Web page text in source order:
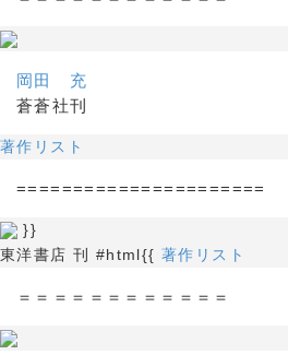
岡田 充
蒼蒼社刊
著作リスト
======================
}} [[久保
東洋書店 刊 #html{{ 著作リスト
＝＝＝＝＝＝＝＝＝＝＝＝